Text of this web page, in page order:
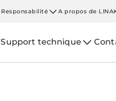
Responsabilité A propos de
Support technique